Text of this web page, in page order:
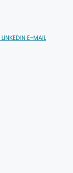
LINKEDIN E-MAIL